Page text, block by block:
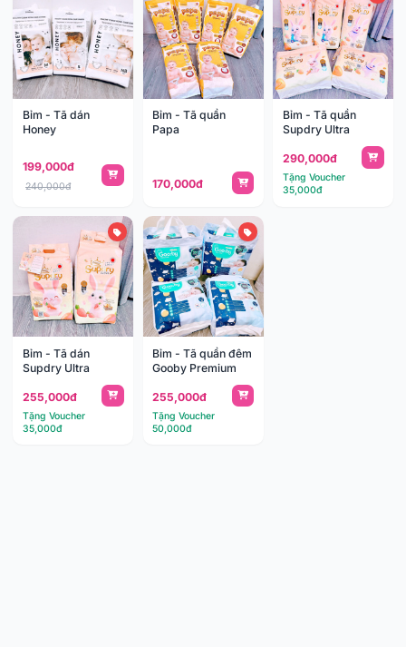
Bỉm - Tã dán
Honey
199,000đ
240,000đ
Bỉm - Tã quần
Papa
170,000đ
Bỉm - Tã quần
Supdry Ultra
290,000đ
Tặng Voucher
35,000đ
Bỉm - Tã dán
Supdry Ultra
255,000đ
Tặng Voucher
35,000đ
Bỉm - Tã quần đêm
Gooby Premium
255,000đ
Tặng Voucher
50,000đ